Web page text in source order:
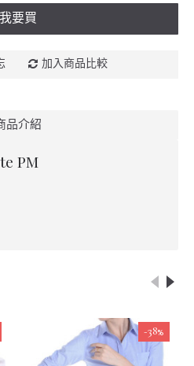
我要買
加入商品比較
品介紹
PM
-38%